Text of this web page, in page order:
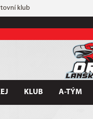
klub
KLUB A-TÝM